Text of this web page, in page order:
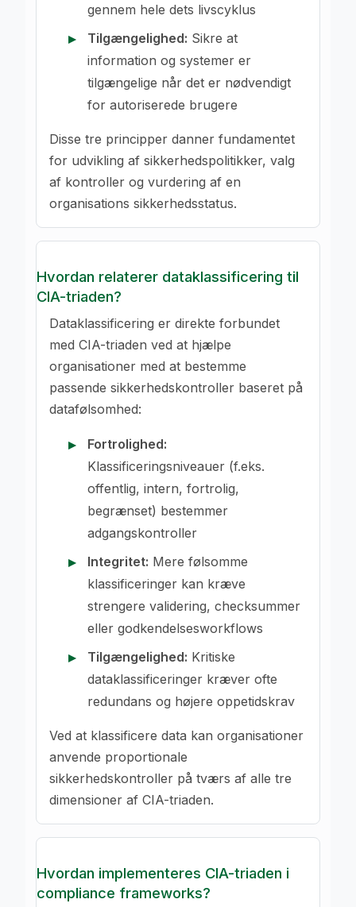
gennem hele dets livscyklus
Tilgængelighed: Sikre at
information og systemer er
tilgængelige når det er nødvendigt
for autoriserede brugere
Disse tre principper danner fundamentet
for udvikling af sikkerhedspolitikker, valg
af kontroller og vurdering af en
organisations sikkerhedsstatus.
Hvordan relaterer dataklassificering til
CIA-triaden?
Dataklassificering er direkte forbundet
med CIA-triaden ved at hjælpe
organisationer med at bestemme
passende sikkerhedskontroller baseret på
datafølsomhed:
Fortrolighed:
Klassificeringsniveauer (f.eks.
offentlig, intern, fortrolig,
begrænset) bestemmer
adgangskontroller
Integritet: Mere følsomme
klassificeringer kan kræve
strengere validering, checksummer
eller godkendelsesworkflows
Tilgængelighed: Kritiske
dataklassificeringer kræver ofte
redundans og højere oppetidskrav
Ved at klassificere data kan organisationer
anvende proportionale
sikkerhedskontroller på tværs af alle tre
dimensioner af CIA-triaden.
Hvordan implementeres CIA-triaden i
compliance frameworks?